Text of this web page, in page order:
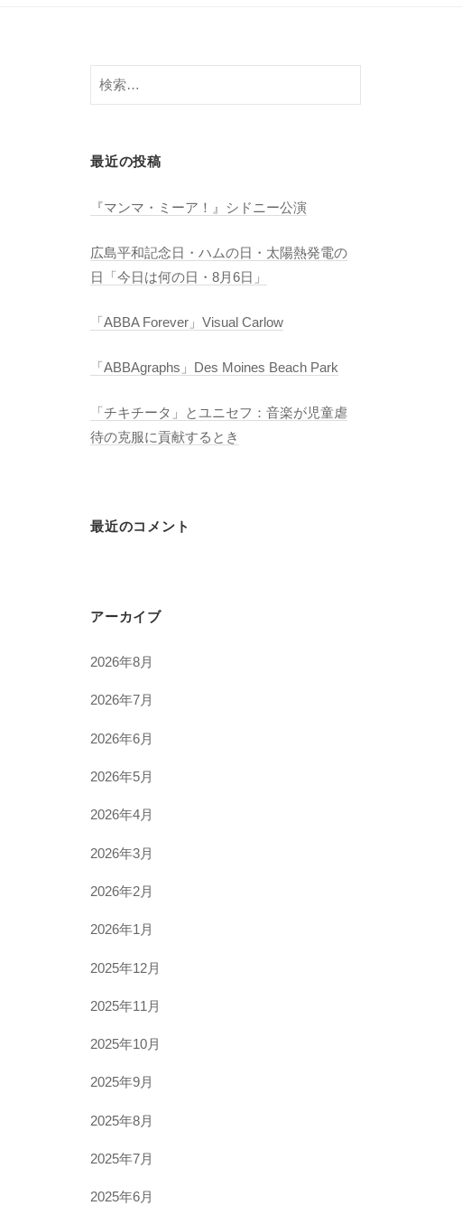
検
索:
最近の投稿
『マンマ・ミーア！』シドニー公演
広島平和記念日・ハムの日・太陽熱発電の
日「今日は何の日・8月6日」
「ABBA Forever」Visual Carlow
「ABBAgraphs」Des Moines Beach Park
「チキチータ」とユニセフ：音楽が児童虐
待の克服に貢献するとき
最近のコメント
アーカイブ
2026年8月
2026年7月
2026年6月
2026年5月
2026年4月
2026年3月
2026年2月
2026年1月
2025年12月
2025年11月
2025年10月
2025年9月
2025年8月
2025年7月
2025年6月